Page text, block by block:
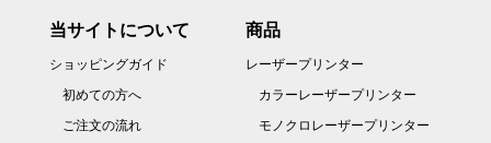
当サイトについて
ショッピングガイド
初めての方へ
ご注文の流れ
商品
レーザープリンター
カラーレーザープリンター
モノクロレーザープリンター